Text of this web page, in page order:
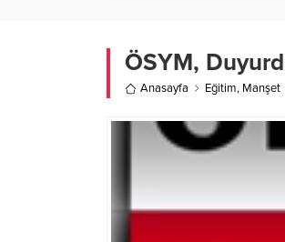
ÖSYM,
Anasayfa Eğitim, Manşet